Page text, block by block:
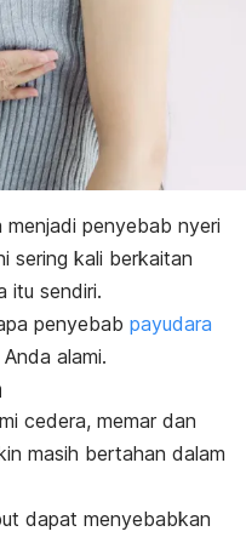
penyebab nyeri
sering kali berkaitan
itu sendiri.
penyebab payudara
alami.
cedera, memar dan
masih bertahan dalam
dapat menyebabkan